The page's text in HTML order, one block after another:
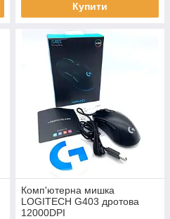
Купити
Комп'ютерна мишка
LOGITECH G403 дротова
12000DPI